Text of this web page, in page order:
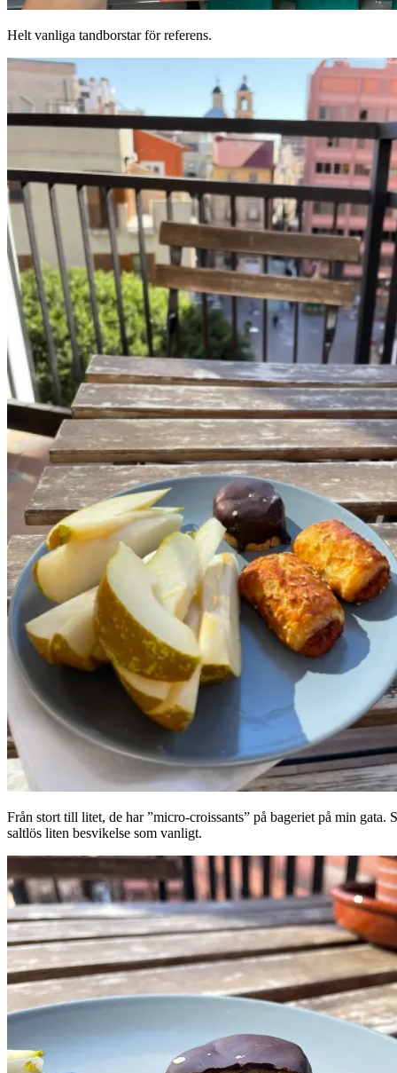
Helt vanliga tandborstar för referens.
Från stort till litet, de har ”micro-croissants” på bageriet på min
saltlös liten besvikelse som vanligt.